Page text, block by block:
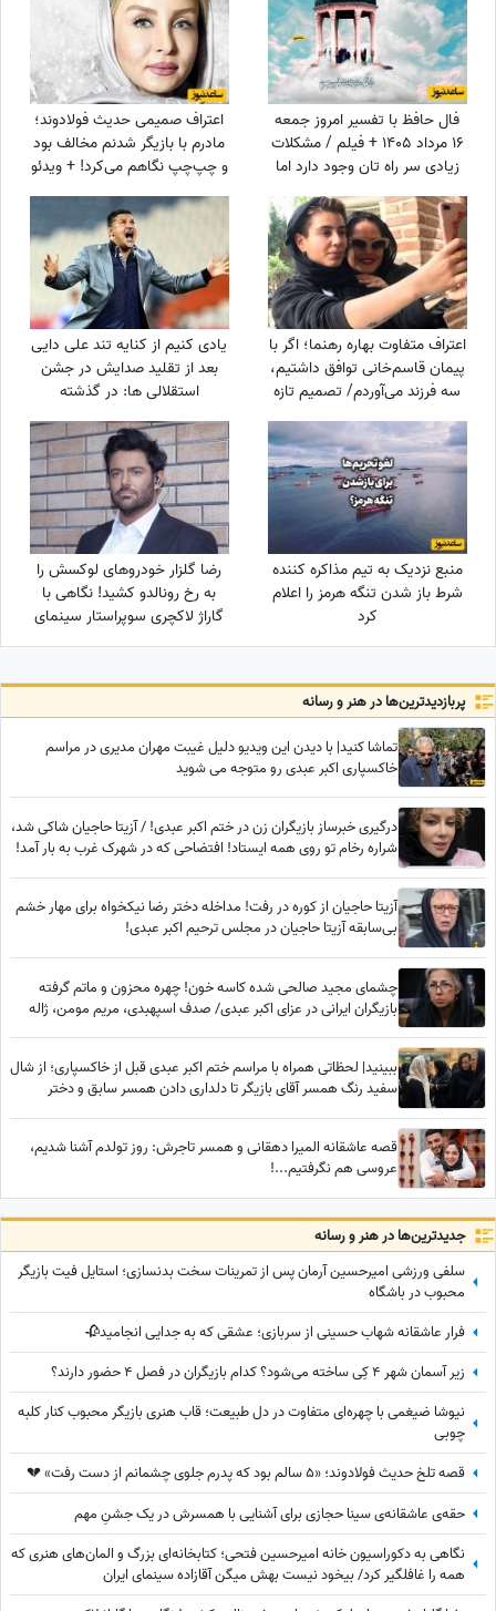
فال حافظ با تفسیر امروز جمعه
16 مرداد 1405 + فیلم / مشکلات
زیادی سر راه تان وجود دارد اما
...
اعتراف صمیمی حدیث فولادوند؛
مادرم با بازیگر شدنم مخالف بود
و چپ‌چپ نگاهم می‌کرد! + ویدئو
اعتراف متفاوت بهاره رهنما؛ اگر با
پیمان قاسم‌خانی توافق داشتیم،
سه فرزند می‌آوردم/ تصمیم تازه
برای ازدواج
یادی کنیم از کنایه تند علی دایی
بعد از تقلید صدایش در جشن
استقلالی ها: در گذشته
پادشاهان دلقک‌هایی داشتند که
وظیفه‌شان تقلید صدا و خنداندن
مردم بود+عکس
منبع نزدیک به تیم مذاکره کننده
شرط باز شدن تنگه هرمز را اعلام
کرد
رضا گلزار خودروهای لوکسش را
به رخ رونالدو کشید! نگاهی با
گاراژ لاکچری سوپراستار سینمای
ایران+عکس
پربازدید‌ترین‌ها در هنر و رسانه
تماشا کنید| با دیدن این ویدیو دلیل غیبت مهران مدیری در مراسم
خاکسپاری اکبر عبدی رو متوجه می شوید
درگیری خبرساز بازیگران زن در ختم اکبر عبدی! / آزیتا حاجیان شاکی شد،
شراره رخام تو روی همه ایستاد! افتضاحی که در شهرک غرب به بار آمد!
آزیتا حاجیان از کوره در رفت! مداخله دختر رضا نیکخواه برای مهار خشم
بی‌سابقه آزیتا حاجیان در مجلس ترحیم اکبر عبدی!
چشمای مجید صالحی شده کاسه خون! چهره محزون و ماتم گرفته
بازیگران ایرانی در عزای اکبر عبدی/ صدف اسپهبدی، مریم مومن، ژاله
ببینید| لحظاتی همراه با مراسم ختم اکبر عبدی قبل از خاکسپاری؛ از شال
سفید رنگ همسر آقای بازیگر تا دلداری دادن همسر سابق و دختر
قصه عاشقانه المیرا دهقانی و همسر تاجرش: روز تولدم آشنا شدیم،
عروسی هم نگرفتیم...!
جدید‌ترین‌ها در هنر و رسانه
سلفی ورزشی امیرحسین آرمان پس از تمرینات سخت بدنسازی؛ استایل فیت بازیگر
محبوب در باشگاه
فرار عاشقانه شهاب حسینی از سربازی؛ عشقی که به جدایی انجامید🥀
زیر آسمان شهر 4 کِی ساخته می‌شود؟ کدام بازیگران در فصل 4 حضور دارند؟
نیوشا ضیغمی با چهره‌ای متفاوت در دل طبیعت؛ قاب هنری بازیگر محبوب کنار کلبه
چوبی
قصه تلخ حدیث فولادوند؛ «5 سالم بود که پدرم جلوی چشمانم از دست رفت» 💔
حقه‌ی عاشقانه‌ی سینا حجازی برای آشنایی با همسرش در یک جشنِ مهم
نگاهی به دکوراسیون خانه امیرحسین فتحی؛ کتابخانه‌ای بزرگ و المان‌های هنری که
همه را غافلگیر کرد/ بیخود نیست بهش میگن آقازاده سینمای ایران